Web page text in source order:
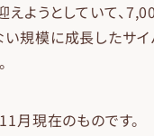
ようとしていて、
規模に成長したサ
月現在のものです。